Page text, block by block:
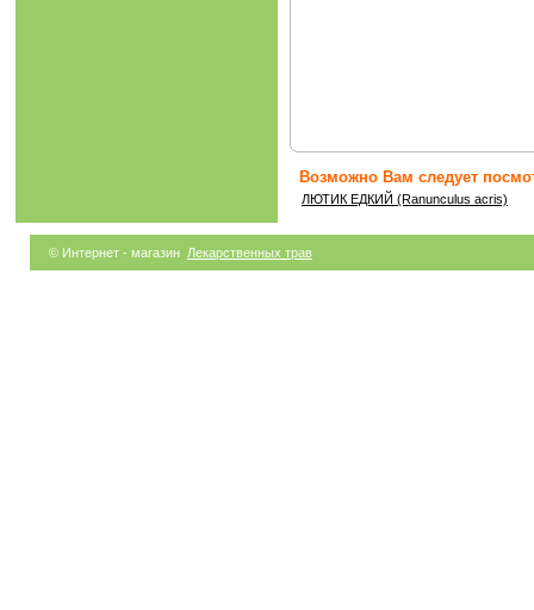
Возможно Вам следует
ЛЮТИК ЕДКИЙ (Ranunculus acris)
© Интернет - магазин Лекарственных трав